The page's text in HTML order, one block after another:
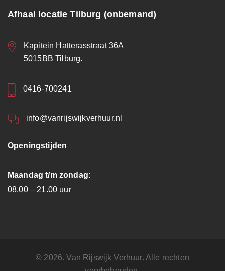
Afhaal locatie Tilburg (onbemand)
Kapitein Hatterasstraat 36A
5015BB Tilburg.
0416-700241
info@vanrijswijkverhuur.nl
Openingstijden
Maandag t/m zondag:
08.00 – 21.00 uur
© 2026. Van Rijswijk Verhuur. Alle rechten